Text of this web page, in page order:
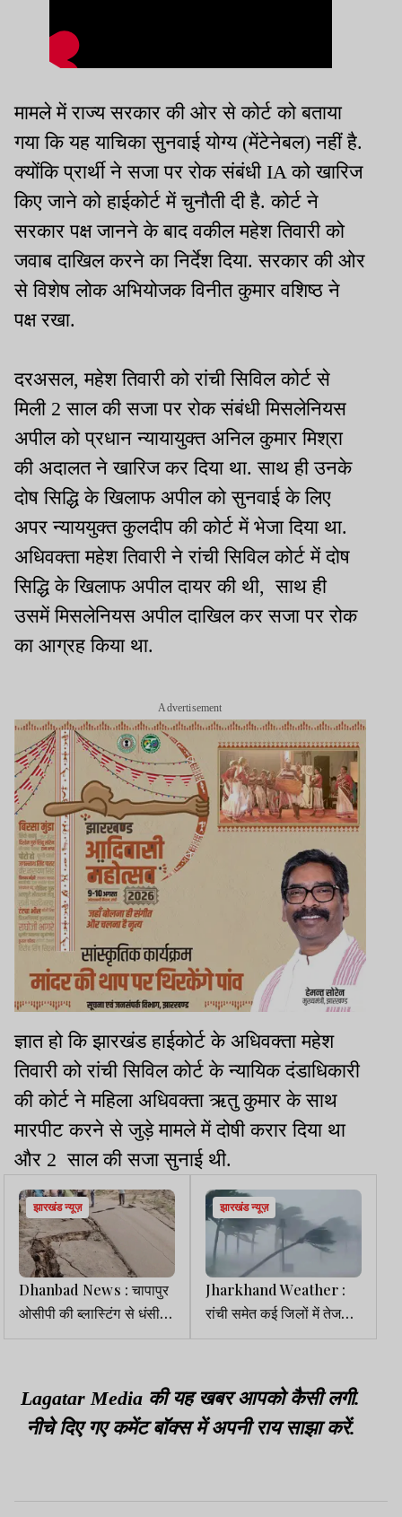
मामले में राज्य सरकार की ओर से कोर्ट को बताया
गया कि यह याचिका सुनवाई योग्य (मेंटेनेबल) नहीं है.
क्योंकि प्रार्थी ने सजा पर रोक संबंधी IA को खारिज
किए जाने को हाईकोर्ट में चुनौती दी है. कोर्ट ने
सरकार पक्ष जानने के बाद वकील महेश तिवारी को
जवाब दाखिल करने का निर्देश दिया. सरकार की ओर
से विशेष लोक अभियोजक विनीत कुमार वशिष्ठ ने
पक्ष रखा.
दरअसल, महेश तिवारी को रांची सिविल कोर्ट से
मिली 2 साल की सजा पर रोक संबंधी मिसलेनियस
अपील को प्रधान न्यायायुक्त अनिल कुमार मिश्रा
की अदालत ने खारिज कर दिया था. साथ ही उनके
दोष सिद्धि के खिलाफ अपील को सुनवाई के लिए
अपर न्याययुक्त कुलदीप की कोर्ट में भेजा दिया था.
अधिवक्ता महेश तिवारी ने रांची सिविल कोर्ट में दोष
सिद्धि के खिलाफ अपील दायर की थी, साथ ही
उसमें मिसलेनियस अपील दाखिल कर सजा पर रोक
का आग्रह किया था.
Advertisement
ज्ञात हो कि झारखंड हाईकोर्ट के अधिवक्ता महेश
तिवारी को रांची सिविल कोर्ट के न्यायिक दंडाधिकारी
की कोर्ट ने महिला अधिवक्ता ऋतु कुमार के साथ
मारपीट करने से जुड़े मामले में दोषी करार दिया था
और 2 साल की सजा सुनाई थी.
झारखंड न्यूज़
Dhanbad News : चापापुर
ओसीपी की ब्लास्टिंग से धंसी
ग्रामीण सड़क, भड़के लोगों ने
झारखंड न्यूज़
Jharkhand Weather :
रांची समेत कई जिलों में तेज
हवा व बारिश की चेतावनी,
Lagatar Media की यह खबर आपको कैसी लगी.
नीचे दिए गए कमेंट बॉक्स में अपनी राय साझा करें.